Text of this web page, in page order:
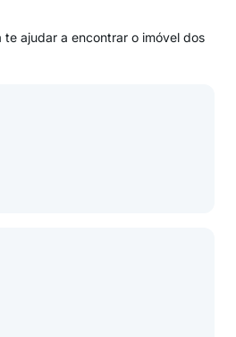
ajudar a encontrar o imóvel dos